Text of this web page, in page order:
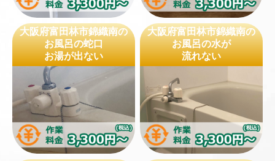
大阪府富田林市錦織南の
お風呂の蛇口
お湯が出ない
大阪府富田林市錦織南の
お風呂の水が
流れない